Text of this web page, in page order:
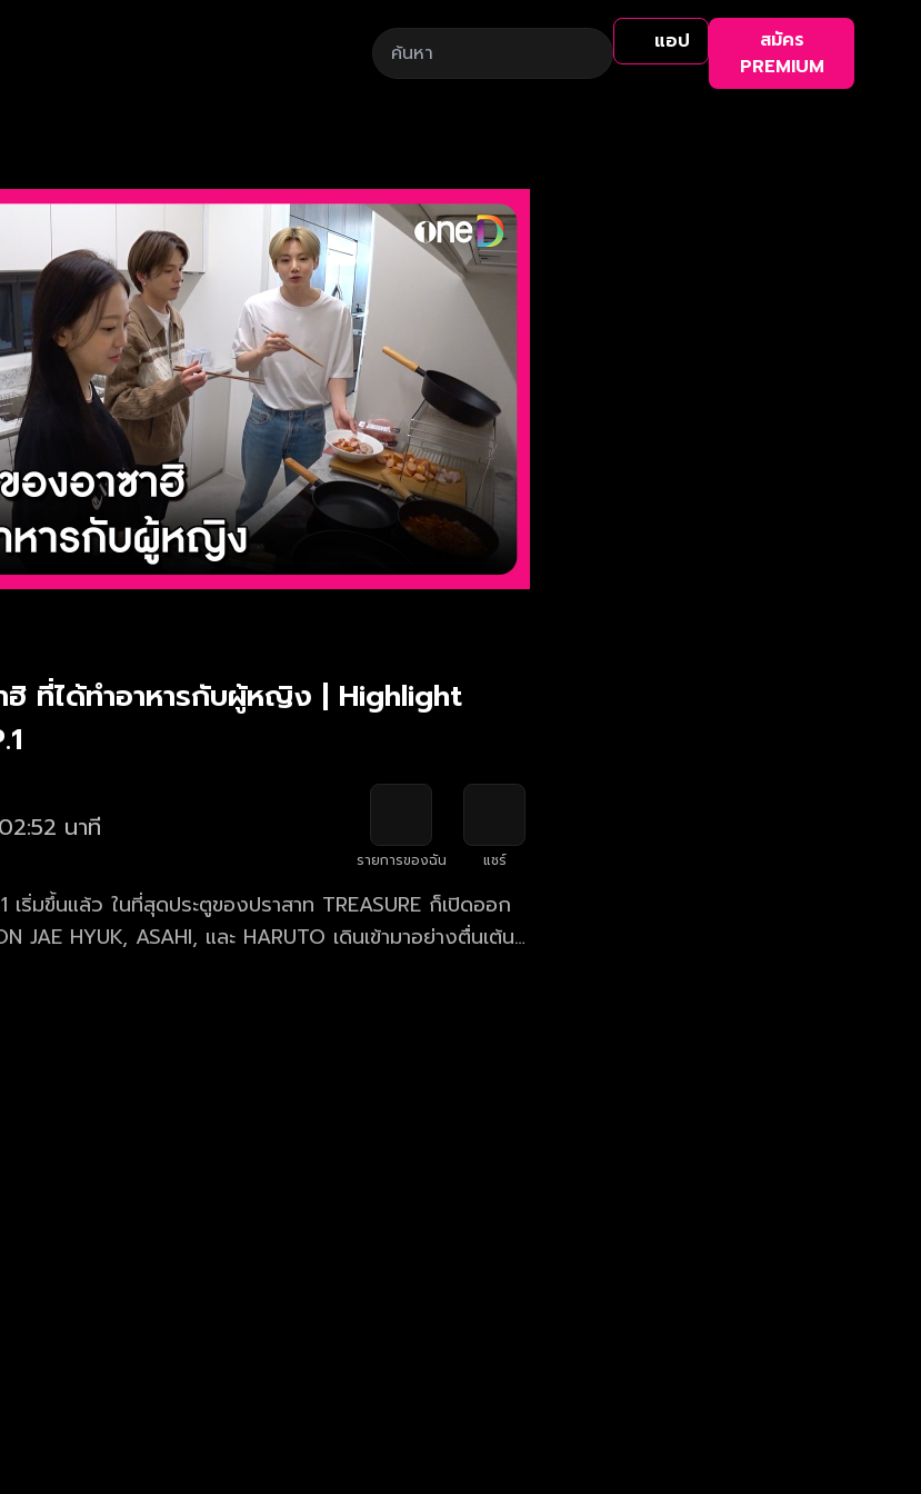
แอป
สมัคร
PREMIUM
ฮิ ที่ได้ทำอาหารกับผู้หญิง | Highlight
นาที
รายการของฉัน แชร์
เริ่มขึ้นแล้ว ในที่สุดประตูของปราสาท TREASURE ก็เปิดออก
JAE HYUK, ASAHI, และ HARUTO เดินเข้ามาอย่างตื่นเต้น
สมองว่างเปล่า สาวๆก็เริ่มเข้ามาที่ปราสาท TREASURE ทีละคน